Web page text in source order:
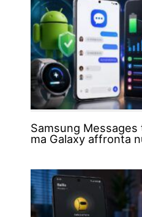
Samsung
ma Galaxy affronta